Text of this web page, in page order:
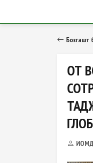
ОТ ВОДНОЙБозгашт
ОТ